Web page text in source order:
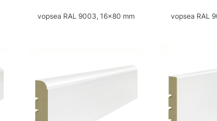
vopsea RAL 9003, 16×80 mm vopsea RAL